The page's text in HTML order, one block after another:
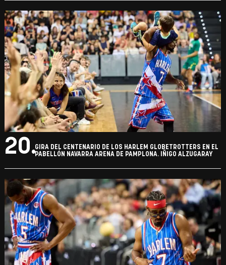
20.GIRA DEL CENTENARIO DE LOS HARLEM GLOBETROTTERS EN EL
PABELLÓN NAVARRA ARENA DE PAMPLONA. IÑIGO ALZUGARAY